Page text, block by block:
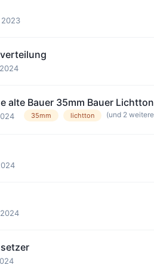
2023
alte Bauer 35mm Bauer
35mm lichtton (und 2